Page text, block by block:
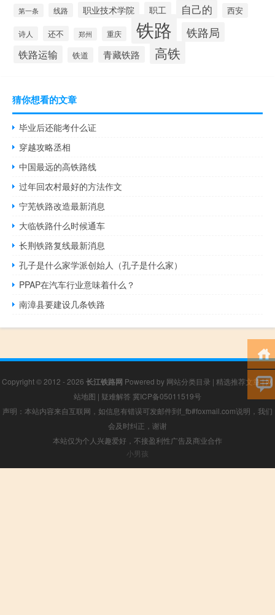
第一条 线路 职业技术学院 职工 自己的 西安
诗人 还不 郑州 重庆 铁路 铁路局
铁路运输 铁道 青藏铁路 高铁
猜你想看的文章
毕业后还能考什么证
穿越攻略丞相
中国最远的高铁路线
过年回农村最好的方法作文
宁芜铁路改造最新消息
大临铁路什么时候通车
长荆铁路复线最新消息
孔子是什么家学派创始人（孔子是什么家）
PPAP在汽车行业意味着什么？
南漳县要建设几条铁路
Copyright © 2012 - 2026 长江铁路网 Powered by 网站分类目录 | 精选推荐文章|网
站地图 | 疑难解答 冀ICP备05011519号
声明：本站内容来自互联网，如信息有错误可发邮件到f_fb#foxmail.com说明，我们
会及时纠正，谢谢
本站仅为个人兴趣爱好，不接盈利性广告及商业合作
小男孩